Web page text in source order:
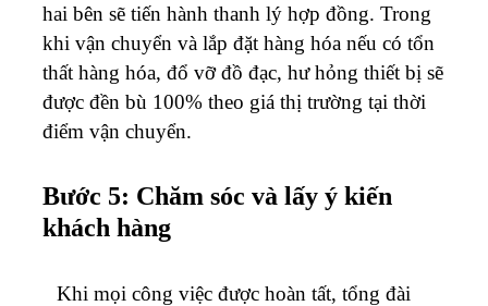
hai bên sẽ tiến hành thanh lý hợp đồng. Trong
khi vận chuyển và lắp đặt hàng hóa nếu có tổn
thất hàng hóa, đổ vỡ đồ đạc, hư hỏng thiết bị sẽ
được đền bù 100% theo giá thị trường tại thời
điểm vận chuyển.
Bước 5: Chăm sóc và lấy ý kiến
khách hàng
Khi mọi công việc được hoàn tất, tổng đài